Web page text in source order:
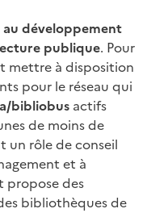
au développement
publique. Pour
mettre à disposition
pour le réseau qui
bibliobus actifs
de moins de
un rôle de conseil
et à
propose des
bibliothèques de